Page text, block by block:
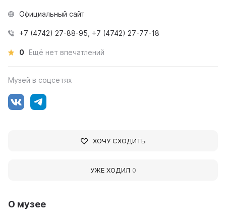
О музее
Официальный сайт
+7 (4742) 27-88-95, +7 (4742) 27-77-18
0 Ещё нет впечатлений
Музей в соцсетях
ХОЧУ СХОДИТЬ
УЖЕ ХОДИЛ 0